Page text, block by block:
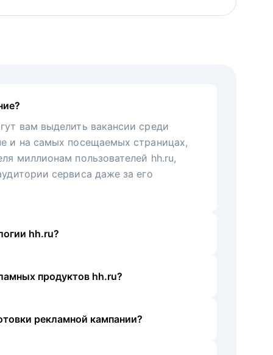
вам выделить вакансии среди
и на самых посещаемых страницах,
миллионам пользователей hh.ru,
сервиса даже за его
hh.ru?
продуктов hh.ru?
рекламной кампании?